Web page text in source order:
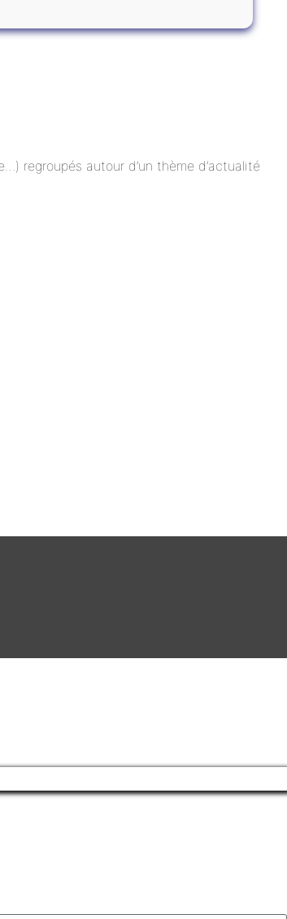
regroupés autour d’un thème d’actualité